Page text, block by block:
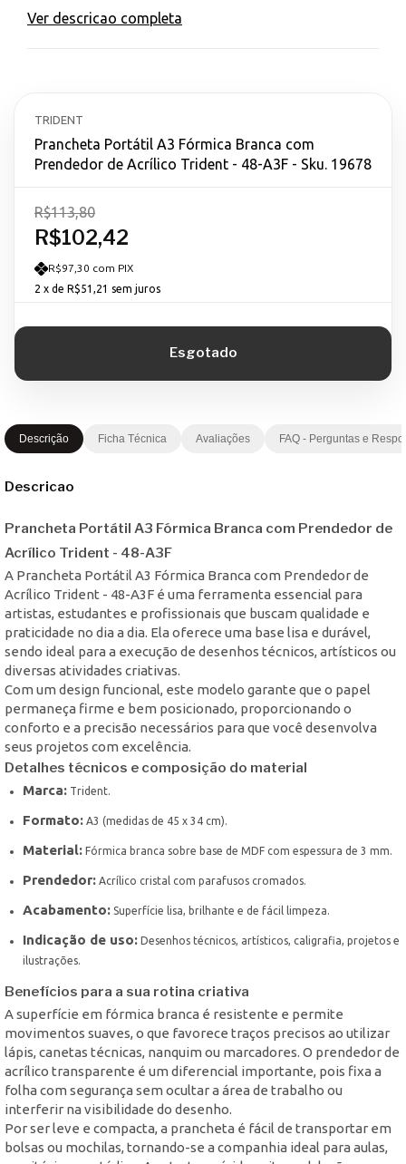
Ver descricao completa
TRIDENT
Prancheta Portátil A3 Fórmica Branca com
Prendedor de Acrílico Trident - 48-A3F - Sku. 19678
R$102,42
R$113,80
R$97,30 com PIX
2 x de R$51,21 sem juros
Descrição Ficha Técnica Avaliações FAQ - Perguntas e
Descricao
Prancheta Portátil A3 Fórmica Branca com Prendedor de
Acrílico Trident - 48-A3F
A Prancheta Portátil A3 Fórmica Branca com Prendedor de
Acrílico Trident - 48-A3F é uma ferramenta essencial para
artistas, estudantes e profissionais que buscam qualidade e
praticidade no dia a dia. Ela oferece uma base lisa e durável,
sendo ideal para a execução de desenhos técnicos, artísticos ou
diversas atividades criativas.
Com um design funcional, este modelo garante que o papel
permaneça firme e bem posicionado, proporcionando o
conforto e a precisão necessários para que você desenvolva
seus projetos com excelência.
Detalhes técnicos e composição do material
Marca: Trident.
Formato: A3 (medidas de 45 x 34 cm).
Material: Fórmica branca sobre base de MDF com espessura de 3 mm.
Prendedor: Acrílico cristal com parafusos cromados.
Acabamento: Superfície lisa, brilhante e de fácil limpeza.
Indicação de uso: Desenhos técnicos, artísticos, caligrafia, projetos e
ilustrações.
Benefícios para a sua rotina criativa
A superfície em fórmica branca é resistente e permite
movimentos suaves, o que favorece traços precisos ao utilizar
lápis, canetas técnicas, nanquim ou marcadores. O prendedor de
acrílico transparente é um diferencial importante, pois fixa a
folha com segurança sem ocultar a área de trabalho ou
interferir na visibilidade do desenho.
Por ser leve e compacta, a prancheta é fácil de transportar em
bolsas ou mochilas, tornando-se a companhia ideal para aulas,